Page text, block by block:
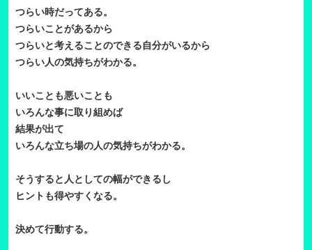
つらい時だってある。
つらいことがあるから
つらいと考えることのできる自分がいるから
つらい人の気持ちがわかる。
いいことも悪いことも
いろんな事に取り組めば
結果が出て
いろんな立ち場の人の気持ちがわかる。
そうすると人としての幅ができるし
ヒントも得やすくなる。
決めて行動する。